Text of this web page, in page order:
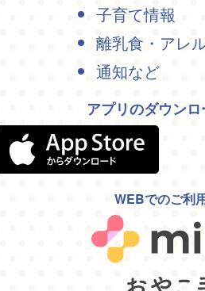
子育て情報
離乳食・アレ
通知など
アプリのダウン
WEBでのご利